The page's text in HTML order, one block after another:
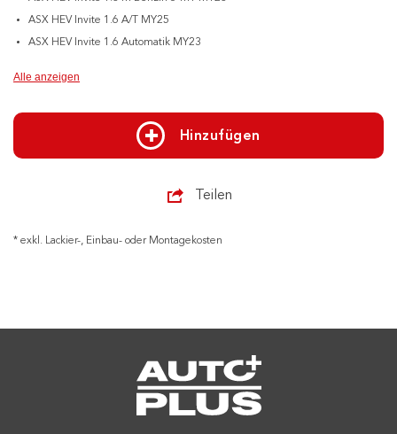
ASX HEV Invite 1.6 A/T MY25
ASX HEV Invite 1.6 Automatik MY23
Alle anzeigen
Hinzufügen
Teilen
* exkl. Lackier-, Einbau- oder Montagekosten